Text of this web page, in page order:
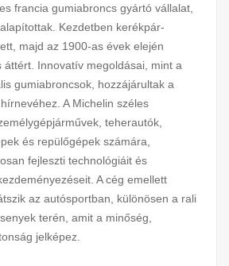
francia gumiabroncs gyártó vállalat,
Kezdetben kerékpár-
majd az 1900-as évek elején
áttért. Innovatív megoldásai, mint a
gumiabroncsok, hozzájárultak a
A Michelin széles
teherautók,
és repülőgépek számára,
fejleszti technológiáit és
A cég emellett
az autósportban, különösen a rali
terén, amit a minőség,
jelképez.